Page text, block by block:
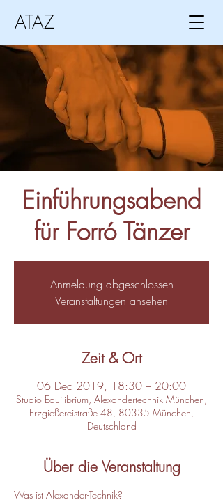
ATAZ
Einführungsabend
für Forró Tänzer
Anmeldung abgeschlossen
Veranstaltungen ansehen
Zeit & Ort
06 Dec 2019, 18:30 – 20:00
Studio Equilibrium, Alexandertechnik München,
Erzgießereistraße 48, 80335 München,
Deutschland
Über die Veranstaltung
Was ist Alexander-Technik?